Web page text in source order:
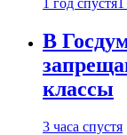
1 год спустя
В
классы
3 часа спустя